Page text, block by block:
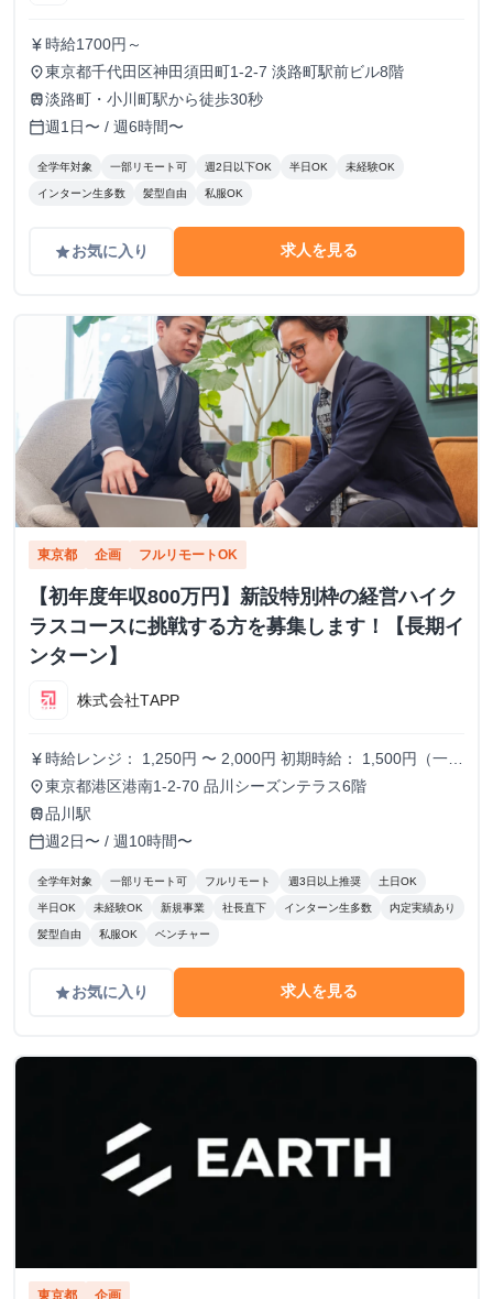
currency_yen 時給1700円～
place東京都千代田区神田須田町1-2-7 淡路町駅前ビル8階
train淡路町・小川町駅から徒歩30秒
calendar_today週1日〜 / 週6時間〜
全学年対象 一部リモート可 週2日以下OK 半日OK 未経験OK
インターン生多数 髪型自由 私服OK
gradeお気に入り 求人を見る
東京都 企画 フルリモートOK
【初年度年収800万円】新設特別枠の経営ハイク
ラスコースに挑戦する方を募集します！【長期イ
ンターン】
株式会社TAPP
currency_yen 時給レンジ： 1,250円 〜 2,000円 初期時給： 1,500円（一律
スタート） 改定タイミング： 3ヶ月ごとの契約更新時 評価
基準： 以下の4項目を5段階でスコアリングし、時給を決
待を大きく上回り、社員と同等のバリューを発揮。 A評価：
期待通り。安定して高品質な成果を出している。（※現状維
範囲の縮小や、当初想定していたスキルレベルに達していな
い場合に適用します。
place東京都港区港南1-2-70 品川シーズンテラス6階
train品川駅
calendar_today週2日〜 / 週10時間〜
全学年対象 一部リモート可 フルリモート 週3日以上推奨 土日OK
半日OK 未経験OK 新規事業 社長直下 インターン生多数 内定実績あり
髪型自由 私服OK ベンチャー
gradeお気に入り 求人を見る
東京都 企画